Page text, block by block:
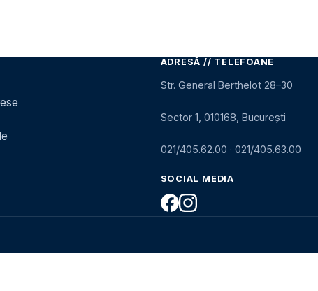
ADRESĂ // TELEFOANE
Str. General Berthelot 28–30
Sector 1, 010168, București
021/405.62.00 · 021/405.63.00
SOCIAL MEDIA